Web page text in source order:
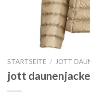
STARTSEITE / JOTT
jott